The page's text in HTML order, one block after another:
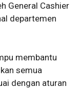
General Cashier
departemen
membantu
semua
dengan aturan